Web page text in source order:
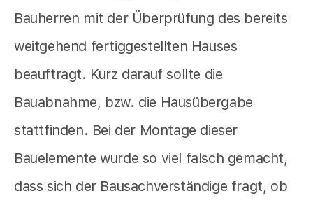
Bauherren mit der Überprüfung des bereits
weitgehend fertiggestellten Hauses
beauftragt. Kurz darauf sollte die
Bauabnahme, bzw. die Hausübergabe
stattfinden. Bei der Montage dieser
Bauelemente wurde so viel falsch gemacht,
dass sich der Bausachverständige fragt, ob